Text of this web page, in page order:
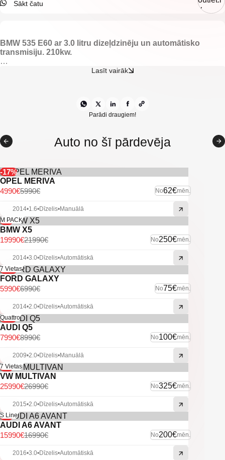
Sākt čatu
BMW 535 E60 ar 3.0 litru dizeļdzinēju un automātisko
transmisiju. 210kw.
-Elektriski regulējami spoguļi.
-Automātiskā transmisija.
-Kruīzkontrole.
-Saules aizkariņi.
-Miglas lukturi.
-Xenon lukturi.
-U.C. ekstras.
Lasīt vairāk
Parādi draugiem!
Auto no šī pārdevēja
-17%
OPEL MERIVA
No62€mēn.
5990€
4990€
2014•1.6•Dīzelis•Manuālā
-9%
M PACK
BMW X5
No250€mēn.
21990€
19990€
2014•3.0•Dīzelis•Automātiskā
-14%
7 Vietas
FORD GALAXY
No75€mēn.
6990€
5990€
2014•2.0•Dīzelis•Automātiskā
-11%
Quattro
AUDI Q5
No100€mēn.
8990€
7990€
2009•2.0•Dīzelis•Manuālā
-4%
7 Vietas
VW MULTIVAN
No325€mēn.
26990€
25990€
2015•2.0•Dīzelis•Automātiskā
-6%
S Line
AUDI A6 AVANT
No200€mēn.
16990€
15990€
2016•3.0•Dīzelis•Automātiskā